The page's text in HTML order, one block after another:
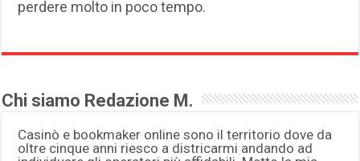
perdere molto in poco tempo.
Chi siamo Redazione M.
Casinò e bookmaker online sono il territorio dove da
oltre cinque anni riesco a districarmi andando ad